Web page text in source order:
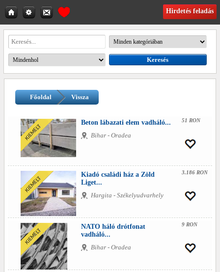
Hirdetés feladás
Főoldal Vissza
Beton lábazati elem vadháló...
Bihar - Oradea
51 RON
Kiadó családi ház a Zöld
Liget...
Hargita - Székelyudvarhely
3.186 RON
NATO háló drótfonat
vadháló...
Bihar - Oradea
9 RON